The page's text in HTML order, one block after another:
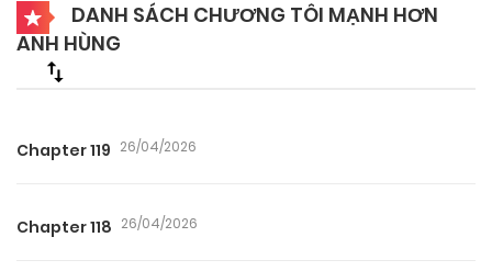
DANH SÁCH CHƯƠNG TÔI MẠNH HƠN
ANH HÙNG
Chapter 119 26/04/2026
Chapter 118 26/04/2026